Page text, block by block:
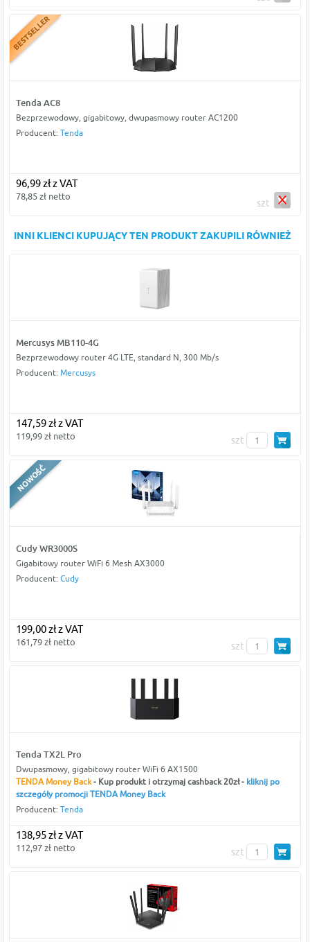
Tenda AC8
Bezprzewodowy, gigabitowy, dwupasmowy router AC1200
Producent: Tenda
96,99 zł z VAT
78,85 zł netto
szt
INNI KLIENCI KUPUJĄCY TEN PRODUKT ZAKUPILI RÓWNIEŻ
Mercusys MB110-4G
Bezprzewodowy router 4G LTE, standard N, 300 Mb/s
Producent: Mercusys
147,59 zł z VAT
119,99 zł netto szt
Cudy WR3000S
Gigabitowy router WiFi 6 Mesh AX3000
Producent: Cudy
199,00 zł z VAT
161,79 zł netto szt
Tenda TX2L Pro
Dwupasmowy, gigabitowy router WiFi 6 AX1500
TENDA Money Back- Kup produkt i otrzymaj cashback 20zł - kliknij po
szczegóły promocji TENDA Money Back
Producent: Tenda
138,95 zł z VAT
112,97 zł netto szt